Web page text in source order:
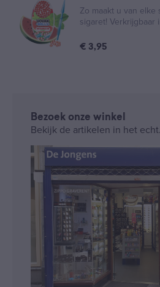
Zo maakt u van elke
sigaret! Verkrijgbaar
€ 3,95
Bezoek onze winkel
Bekijk de artikelen in het echt.